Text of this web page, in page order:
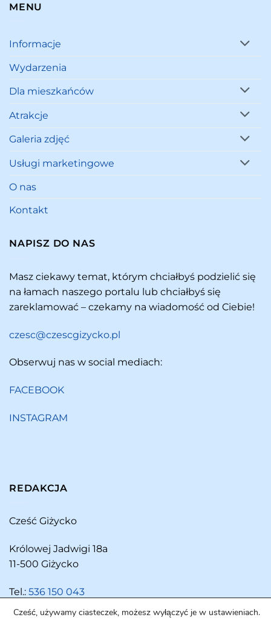
MENU
Informacje
Wydarzenia
Dla mieszkańców
Atrakcje
Galeria zdjęć
Usługi marketingowe
O nas
Kontakt
NAPISZ DO NAS
Masz ciekawy temat, którym chciałbyś podzielić się
na łamach naszego portalu lub chciałbyś się
zareklamować – czekamy na wiadomość od Ciebie!
czesc@czescgizycko.pl
Obserwuj nas w social mediach:
FACEBOOK
INSTAGRAM
REDAKCJA
Cześć Giżycko
Królowej Jadwigi 18a
11-500 Giżycko
Tel.: 536 150 043
Cześć, używamy ciasteczek, możesz wyłączyć je w ustawieniach.